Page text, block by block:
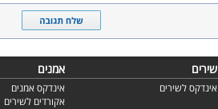
שירים אמנים
אינדקס לשירים
אינדקס אמנים
אקורדים לשירים